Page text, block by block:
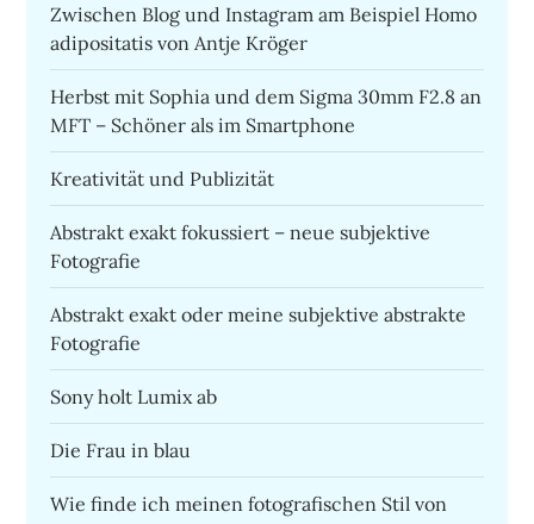
Zwischen Blog und Instagram am Beispiel Homo
adipositatis von Antje Kröger
Herbst mit Sophia und dem Sigma 30mm F2.8 an
MFT – Schöner als im Smartphone
Kreativität und Publizität
Abstrakt exakt fokussiert – neue subjektive
Fotografie
Abstrakt exakt oder meine subjektive abstrakte
Fotografie
Sony holt Lumix ab
Die Frau in blau
Wie finde ich meinen fotografischen Stil von